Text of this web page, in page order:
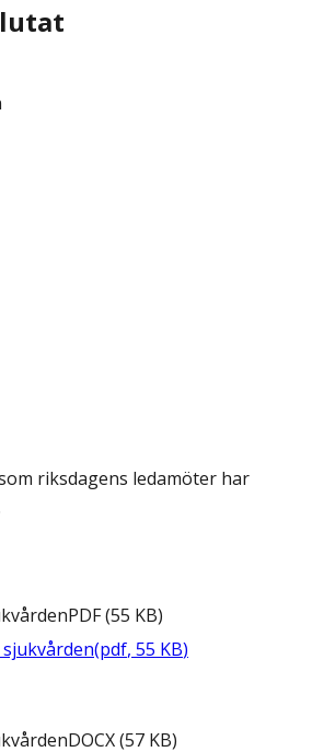
riksdagens ledamöter har
PDF(55 KB)
(pdf, 55 KB)
DOCX(57 KB)